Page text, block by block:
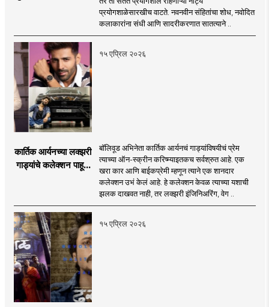
प्रयोगशाळेसारखीच वाटते. नवनवीन संहितांचा शोध, नवोदित
कलाकारांना संधी आणि सादरीकरणात सातत्याने ..
१५ एप्रिल २०२६
कार्तिक आर्यनच्या लक्झरी
गाड्यांचे कलेक्शन पाहून
बॉलिवूड अभिनेता कार्तिक आर्यनचं गाड्यांविषयीचं प्रेम
त्याच्या ऑन-स्क्रीन करिष्म्याइतकच सर्वश्रुत आहे. एक
खरा कार आणि बाईकप्रेमी म्हणून त्याने एक शानदार
कलेक्शन उभं केलं आहे. हे कलेक्शन केवळ त्याच्या यशाची
झलक दाखवत नाही, तर लक्झरी इंजिनिअरिंग, वेग ..
१५ एप्रिल २०२६